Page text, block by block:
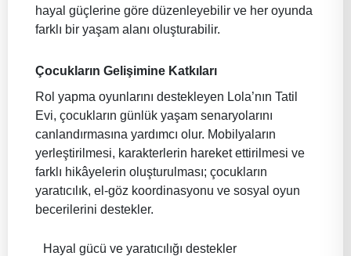
hayal güçlerine göre düzenleyebilir ve her oyunda
farklı bir yaşam alanı oluşturabilir.
Çocukların Gelişimine Katkıları
Rol yapma oyunlarını destekleyen Lola’nın Tatil
Evi, çocukların günlük yaşam senaryolarını
canlandırmasına yardımcı olur. Mobilyaların
yerleştirilmesi, karakterlerin hareket ettirilmesi ve
farklı hikâyelerin oluşturulması; çocukların
yaratıcılık, el-göz koordinasyonu ve sosyal oyun
becerilerini destekler.
Hayal gücü ve yaratıcılığı destekler